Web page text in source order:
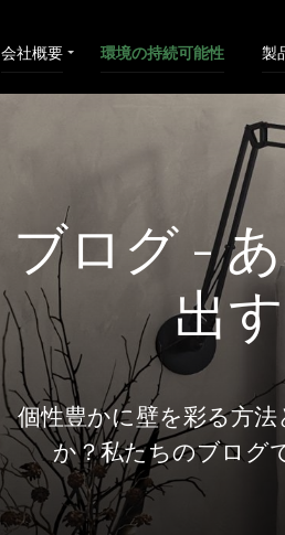
会社概要 環境の持続可能性 製
ブログ -
出
個性豊かに壁を彩る方
か？私たちのブログ